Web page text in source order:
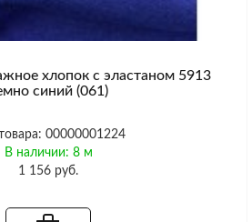
хлопок с эластаном 5913
синий (061)
00000001224
В наличии: 8 м
1 156 руб.